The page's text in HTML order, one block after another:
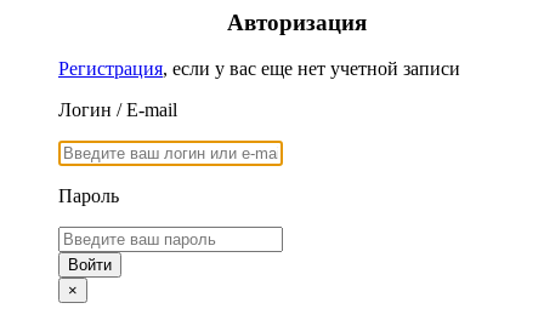
Авторизация
Регистрация, если у вас еще нет учетной записи
Логин / E-mail
Пароль
×